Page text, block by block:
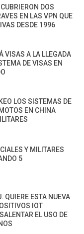
DOS
EN LAS VPN QUE
DESDE 1996
VISAS A LA LLEGADA
DE VISAS EN
LOS SISTEMAS DE
EN CHINA
Y MILITARES
5
QUIERE ESTA NUEVA
IOT
EL USO DE